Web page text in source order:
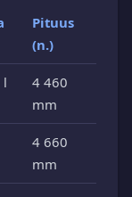
Pituus
(n.)
l
4 460
mm
4 660
mm